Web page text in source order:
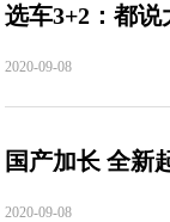
选车3+2：都
2020-09-08
国产加长 全新
2020-09-08